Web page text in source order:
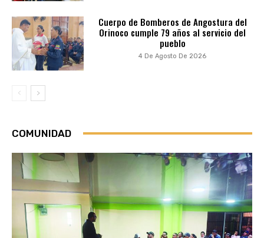
Cuerpo de Bomberos de Angostura del
Orinoco cumple 79 años al servicio del
pueblo
4 De Agosto De 2026
COMUNIDAD